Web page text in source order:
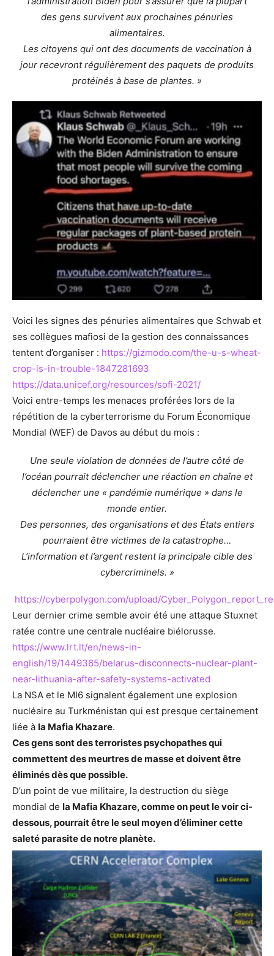
des gens survivent aux prochaines pénuries
alimentaires.
Les citoyens qui ont des documents de vaccination à
jour recevront régulièrement des paquets de produits
protéinés à base de plantes. »
Voici les signes des pénuries alimentaires que Schwab et
ses collègues mafiosi de la gestion des connaissances
tentent d’organiser : https://gizmodo.com/the-u-s-wheat-
crop-is-in-trouble-1847281693
https://data.unicef.org/resources/sofi-2021/
Voici entre-temps les menaces proférées lors de la
répétition de la cyberterrorisme du Forum Économique
Mondial (WEF) de Davos au début du mois :
Une seule violation de données de l’autre côté de
l’océan pourrait déclencher une réaction en chaîne et
déclencher une « pandémie numérique » dans le
monde entier.
Des personnes, des organisations et des États entiers
pourraient être victimes de la catastrophe…
L’information et l’argent restent la principale cible des
cybercriminels. »
https://cyberpolygon.com/upload/
Leur dernier crime semble avoir été une attaque Stuxnet
ratée contre une centrale nucléaire biélorusse.
https://www.lrt.lt/en/news-in-
english/19/1449365/belarus-disconnects-nuclear-plant-
near-lithuania-after-safety-systems-activated
La NSA et le MI6 signalent également une explosion
nucléaire au Turkménistan qui est presque certainement
liée à la Mafia Khazare.
Ces gens sont des terroristes psychopathes qui
commettent des meurtres de masse et doivent être
éliminés dès que possible.
D’un point de vue militaire, la destruction du siège
mondial de la Mafia Khazare, comme on peut le voir ci-
dessous, pourrait être le seul moyen d’éliminer cette
saleté parasite de notre planète.